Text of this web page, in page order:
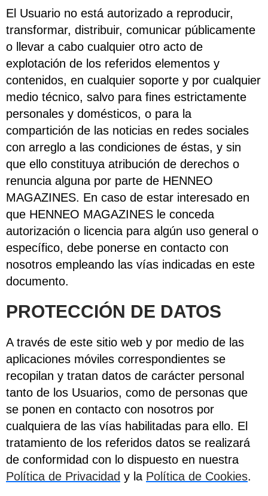
El Usuario no está autorizado a reproducir,
transformar, distribuir, comunicar públicamente
o llevar a cabo cualquier otro acto de
explotación de los referidos elementos y
contenidos, en cualquier soporte y por cualquier
medio técnico, salvo para fines estrictamente
personales y domésticos, o para la
compartición de las noticias en redes sociales
con arreglo a las condiciones de éstas, y sin
que ello constituya atribución de derechos o
renuncia alguna por parte de HENNEO
MAGAZINES. En caso de estar interesado en
que HENNEO MAGAZINES le conceda
autorización o licencia para algún uso general o
específico, debe ponerse en contacto con
nosotros empleando las vías indicadas en este
documento.
PROTECCIÓN DE DATOS
A través de este sitio web y por medio de las
aplicaciones móviles correspondientes se
recopilan y tratan datos de carácter personal
tanto de los Usuarios, como de personas que
se ponen en contacto con nosotros por
cualquiera de las vías habilitadas para ello. El
tratamiento de los referidos datos se realizará
de conformidad con lo dispuesto en nuestra
Política de Privacidad y la Política de Cookies.